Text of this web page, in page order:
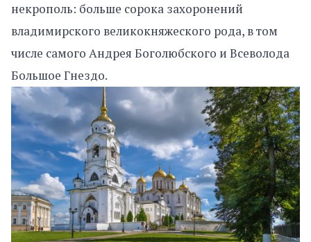
некрополь: больше сорока захоронений
владимирского великокняжеского рода, в том
числе самого Андрея Боголюбского и Всеволода
Большое Гнездо.